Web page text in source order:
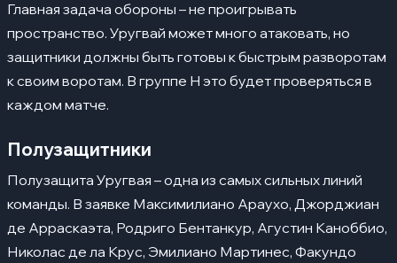
Главная задача обороны – не проигрывать
пространство. Уругвай может много атаковать, но
защитники должны быть готовы к быстрым разворотам
к своим воротам. В группе H это будет проверяться в
каждом матче.
Полузащитники
Полузащита Уругвая – одна из самых сильных линий
команды. В заявке Максимилиано Араухо, Джорджиан
де Арраскаэта, Родриго Бентанкур, Агустин Каноббио,
Николас де ла Крус, Эмилиано Мартинес, Факундо